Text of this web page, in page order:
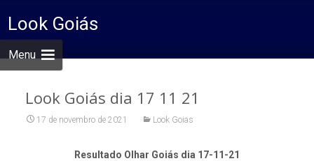
Menu
Look Goiás
Look Goiás dia 17 11 21
17 de novembro de 2021 Look Goias
Resultado Olhar Goiás dia 17-11-21